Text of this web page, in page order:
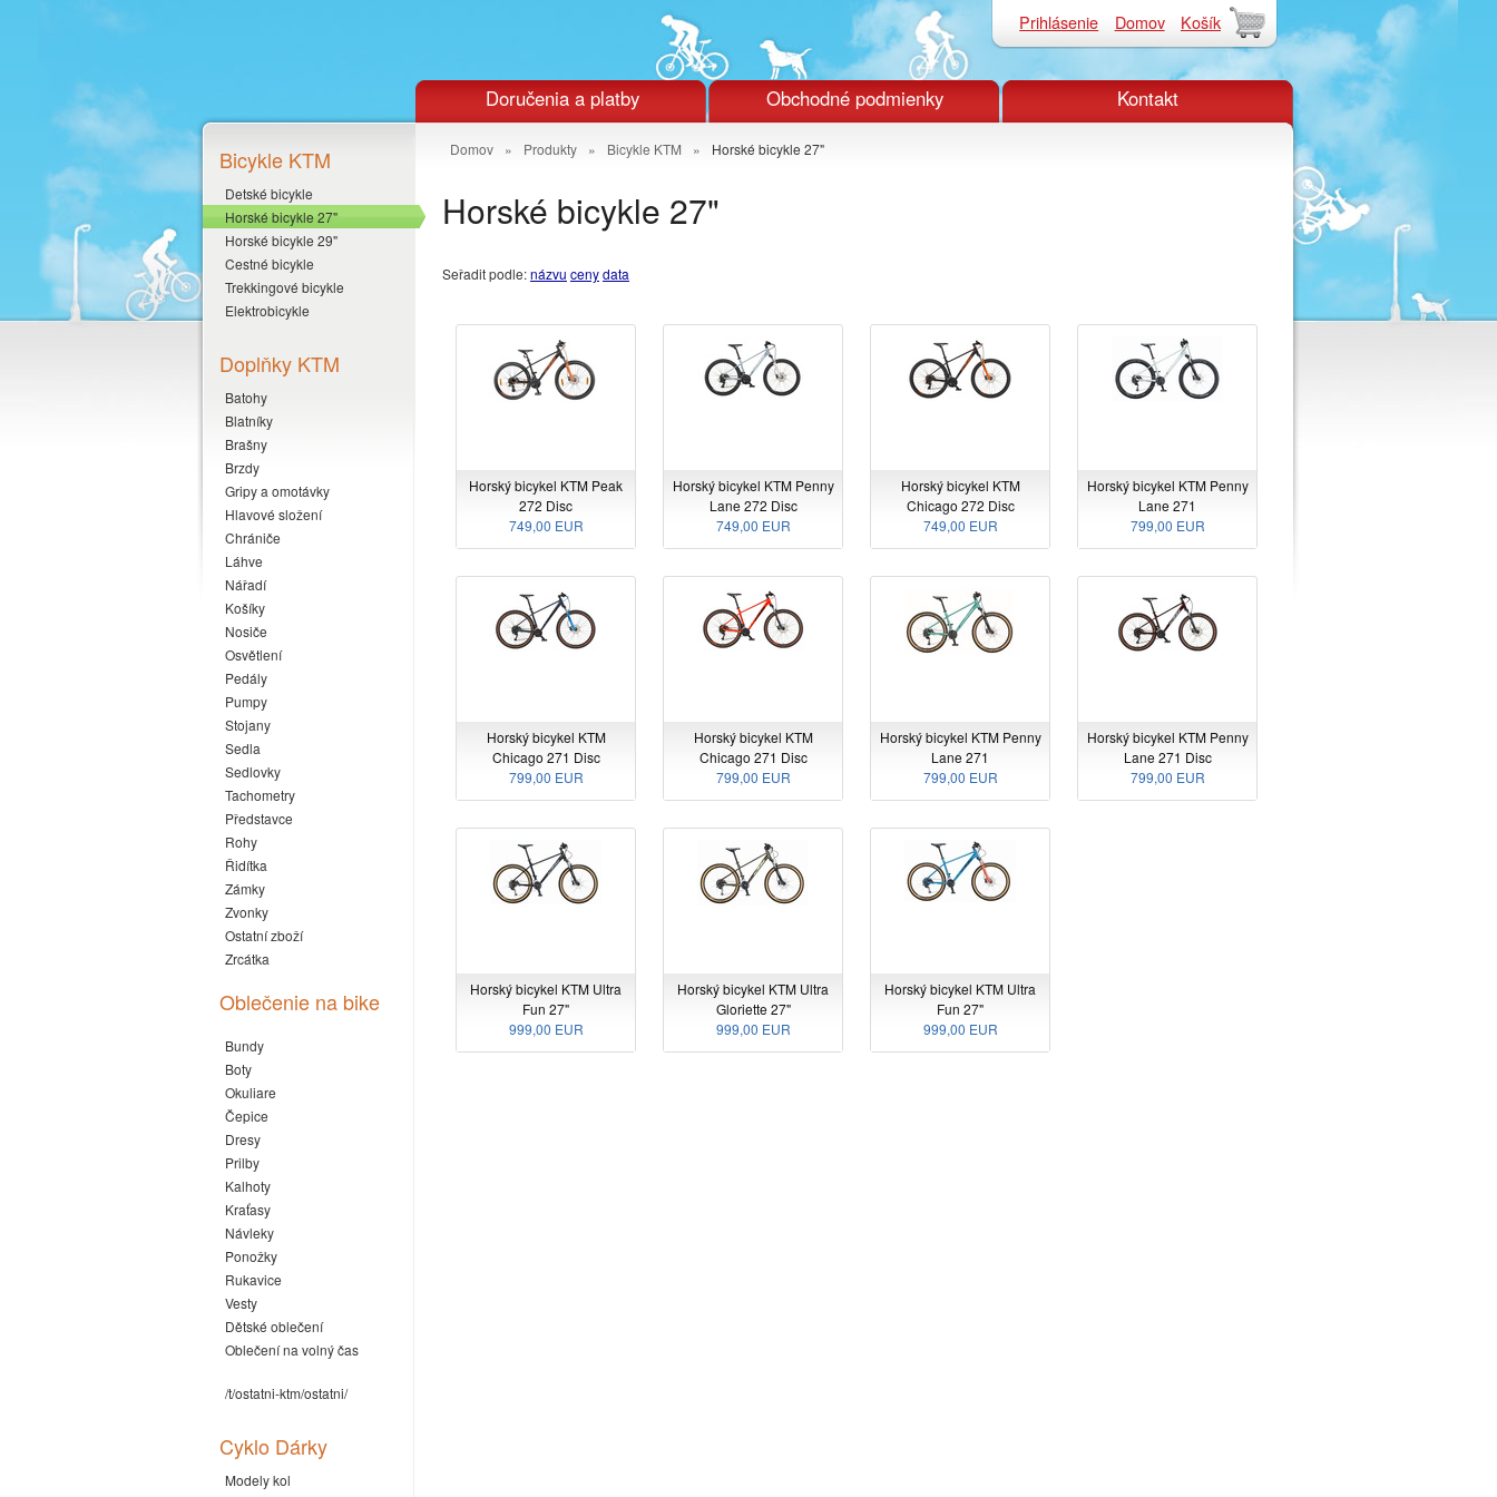
Prihlásenie Domov Košík
Doručenia a platby Obchodné podmienky Kontakt
Bicykle KTM
Detské bicykle
Horské bicykle 27"
Horské bicykle 29"
Cestné bicykle
Trekkingové bicykle
Elektrobicykle
Doplňky KTM
Batohy
Blatníky
Brašny
Brzdy
Gripy a omotávky
Hlavové složení
Chrániče
Láhve
Nářadí
Košíky
Nosiče
Osvětlení
Pedály
Pumpy
Stojany
Sedla
Sedlovky
Tachometry
Představce
Rohy
Řidítka
Zámky
Zvonky
Ostatní zboží
Zrcátka
Oblečenie na bike
Bundy
Boty
Okuliare
Čepice
Dresy
Prilby
Kalhoty
Kraťasy
Návleky
Ponožky
Rukavice
Vesty
Dětské oblečení
Oblečení na volný čas
/t/ostatni-ktm/ostatni/
Cyklo Dárky
Modely kol
Domov » Produkty » Bicykle KTM » Horské bicykle 27"
Horské bicykle 27"
Seřadit podle:názvu cenydata
Horský bicykel KTM Peak
272 Disc
749,00 EUR
Horský bicykel KTM Penny
Lane 272 Disc
749,00 EUR
Horský bicykel KTM
Chicago 272 Disc
749,00 EUR
Horský bicykel KTM Penny
Lane 271
799,00 EUR
Horský bicykel KTM
Chicago 271 Disc
799,00 EUR
Horský bicykel KTM
Chicago 271 Disc
799,00 EUR
Horský bicykel KTM Penny
Lane 271
799,00 EUR
Horský bicykel KTM Penny
Lane 271 Disc
799,00 EUR
Horský bicykel KTM Ultra
Fun 27"
999,00 EUR
Horský bicykel KTM Ultra
Gloriette 27"
999,00 EUR
Horský bicykel KTM Ultra
Fun 27"
999,00 EUR